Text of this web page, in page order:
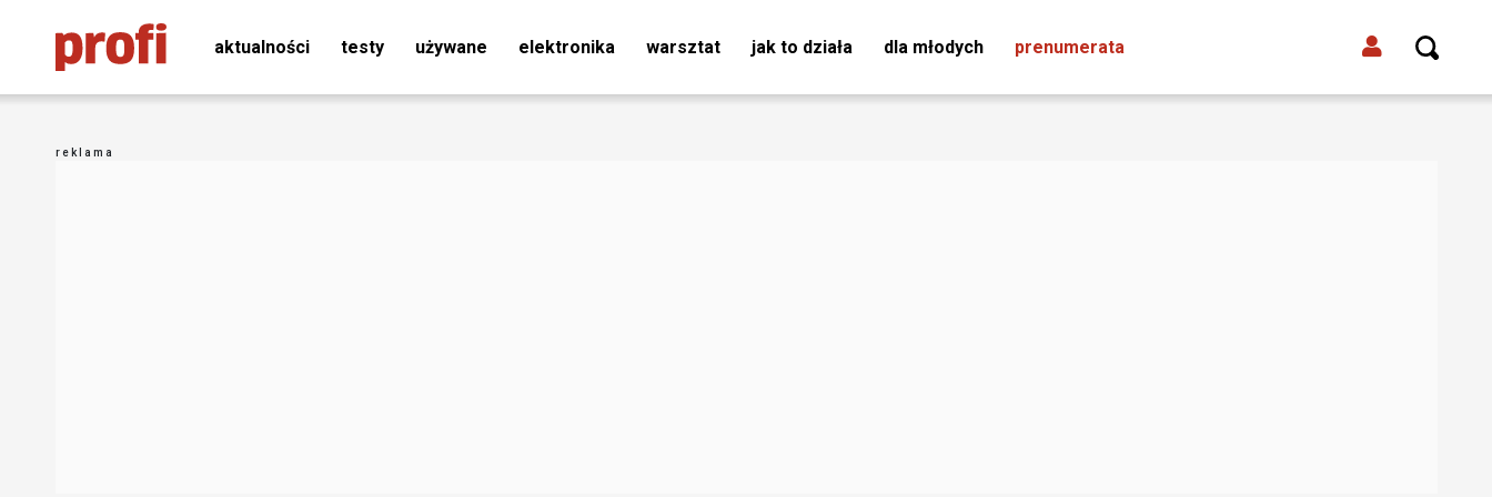
aktualności testy używane elektronika warsztat jak to działa dla młodych prenumerata